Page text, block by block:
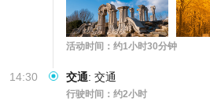
活动时间：约1小时30分钟
14:30 交通: 交通
行驶时间：约2小时